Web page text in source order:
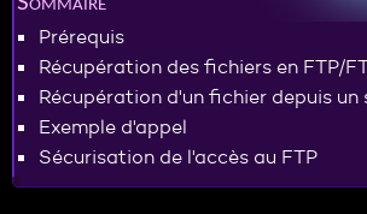
Prérequis
Récupération des fichiers en FTP/
Récupération d'un fichier depuis un
Exemple d'appel
Sécurisation de l'accès au FTP